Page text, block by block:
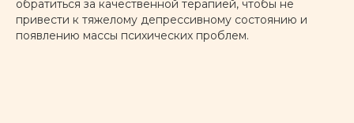
обратиться за качественной терапией, чтобы не
привести к тяжелому депрессивному состоянию и
появлению массы психических проблем.